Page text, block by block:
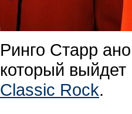
Ринго Старр
который
Classic Rock.